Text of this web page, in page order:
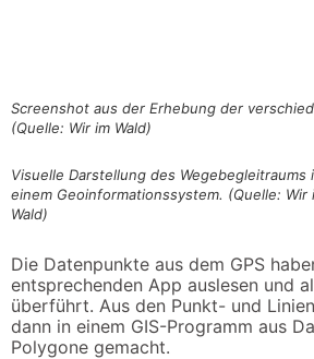
Screenshot aus der Erhebung der
(Quelle: Wir im Wald)
Visuelle Darstellung des Wegebegleitraums
einem Geoinformationssystem. (Quelle: Wir
Wald)
Die Datenpunkte aus dem GPS
entsprechenden App auslesen und
überführt. Aus den Punkt- und
dann in einem GIS-Programm aus
Polygone gemacht.